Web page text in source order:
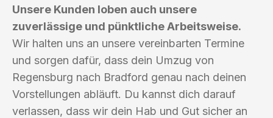
Unsere Kunden loben auch unsere
zuverlässige und pünktliche Arbeitsweise.
Wir halten uns an unsere vereinbarten Termine
und sorgen dafür, dass dein Umzug von
Regensburg nach Bradford genau nach deinen
Vorstellungen abläuft. Du kannst dich darauf
verlassen, dass wir dein Hab und Gut sicher an